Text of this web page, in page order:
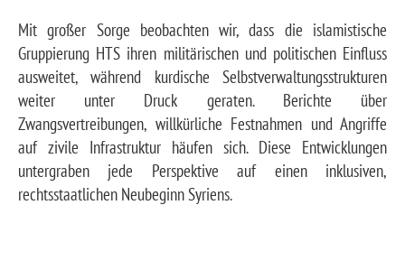
Mit großer Sorge beobachten wir, dass die islamistische
Gruppierung HTS ihren militärischen und politischen Einfluss
ausweitet, während kurdische Selbstverwaltungsstrukturen
weiter unter Druck geraten. Berichte über
Zwangsvertreibungen, willkürliche Festnahmen und Angriffe
auf zivile Infrastruktur häufen sich. Diese Entwicklungen
untergraben jede Perspektive auf einen inklusiven,
rechtsstaatlichen Neubeginn Syriens.